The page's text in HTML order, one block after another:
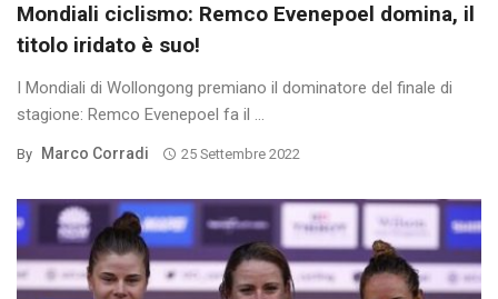
Mondiali ciclismo: Remco Evenepoel domina, il
titolo iridato è suo!
I Mondiali di Wollongong premiano il dominatore del finale di
stagione: Remco Evenepoel fa il ...
By Marco Corradi 25 Settembre 2022